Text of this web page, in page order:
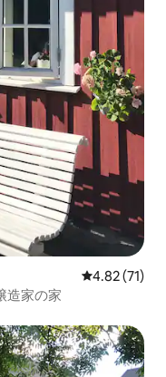
レビュー71
4.82 (71)
造家の家